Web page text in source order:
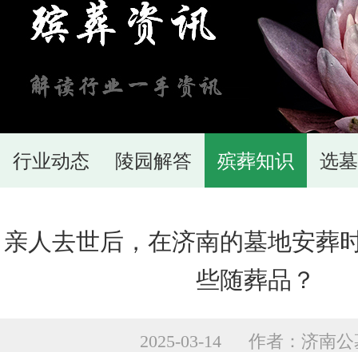
行业动态 陵园解答 殡葬知识 选
亲人去世后，在济南的墓地安葬
些随葬品？
2025-03-14 作者：济南公